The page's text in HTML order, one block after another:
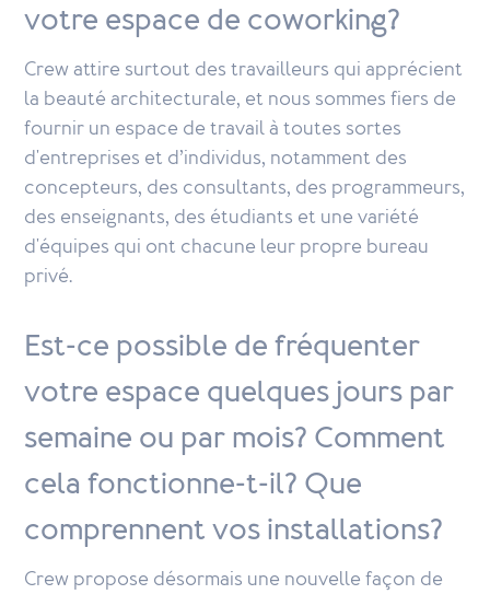
votre espace de coworking?
Crew attire surtout des travailleurs qui apprécient
la beauté architecturale, et nous sommes fiers de
fournir un espace de travail à toutes sortes
d'entreprises et d’individus, notamment des
concepteurs, des consultants, des programmeurs,
des enseignants, des étudiants et une variété
d'équipes qui ont chacune leur propre bureau
privé.
Est-ce possible de fréquenter
votre espace quelques jours par
semaine ou par mois? Comment
cela fonctionne-t-il? Que
comprennent vos installations?
Crew propose désormais une nouvelle façon de